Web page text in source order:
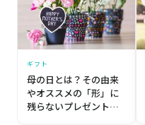
ギフト
母の日とは？その由来
やオススメの「形」に
残らないプレゼントを